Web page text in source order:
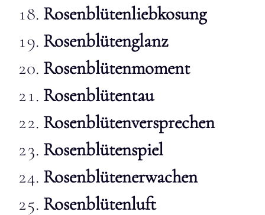
Rosenblütenliebkosung
Rosenblütenglanz
Rosenblütenmoment
Rosenblütentau
Rosenblütenversprechen
Rosenblütenspiel
Rosenblütenerwachen
Rosenblütenluft